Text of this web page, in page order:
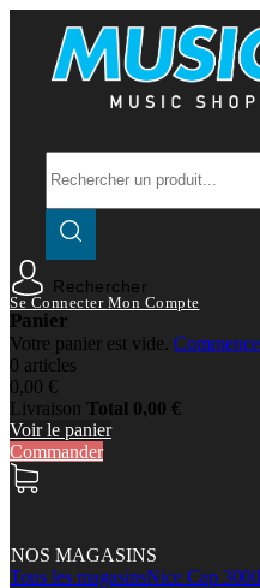
Rechercher
Se Connecter Mon Compte
Panier
Votre panier est vide.
0 articles
0,00 €
Livraison Total 0,00 €
Voir le panier
Commander
NOS MAGASINS
Tous les magasinsNice Cap 3000